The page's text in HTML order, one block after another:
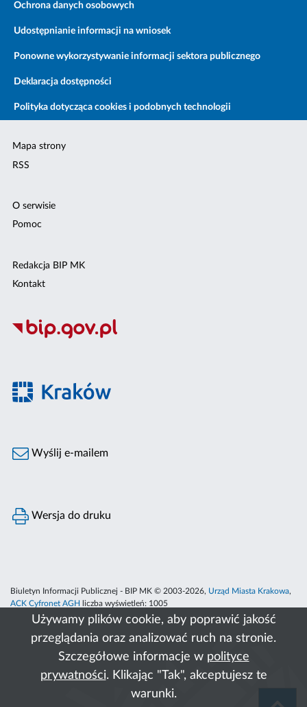
Używamy plików cookie, aby poprawić jakość
przeglądania oraz analizować ruch na stronie.
Szczegółowe informacje w polityce
prywatności. Klikając "Tak", akceptujesz te
warunki.
Ochrona danych osobowych
Udostępnianie informacji na wniosek
Ponowne wykorzystywanie informacji sektora publicznego
Deklaracja dostępności
Polityka dotycząca cookies i podobnych technologii
Mapa strony
RSS
O serwisie
Pomoc
Redakcja BIP MK
Kontakt
Wyślij e-mailem
Wersja do druku
Biuletyn Informacji Publicznej - BIP MK © 2003-2026, Urząd Miasta Krakowa,
ACK Cyfronet AGH
liczba wyświetleń: 1005